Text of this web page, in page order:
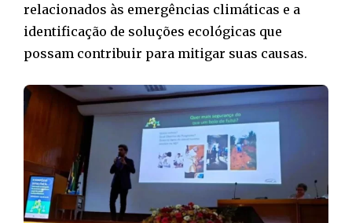
relacionados às emergências climáticas e a
identificação de soluções ecológicas que
possam contribuir para mitigar suas causas.